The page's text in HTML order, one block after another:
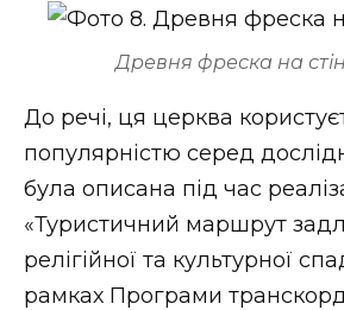
Древня фреска на
До речі, ця церква
популярністю серед
була описана під час
«Туристичний маршрут
релігійної та культурної
рамках Програми